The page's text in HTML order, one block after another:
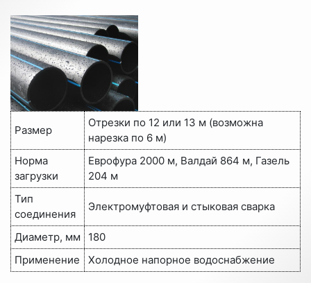
Размер
Отрезки по 12 или 13 м (возможна
нарезка по 6 м)
Норма
загрузки
Еврофура 2000 м, Валдай 864 м, Газель
204 м
Тип
соединения
Электромуфтовая и стыковая сварка
Диаметр, мм
180
Применение
Холодное напорное водоснабжение